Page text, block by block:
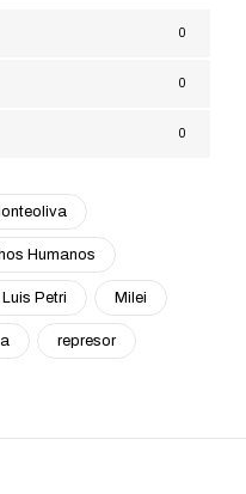
0
0
0
Humanos
Luis Petri Milei
represor